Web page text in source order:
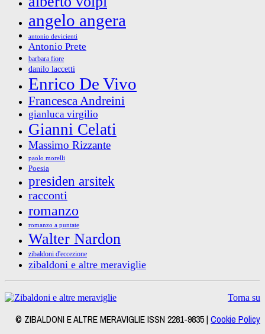
angelo angera
antonio devicienti
Antonio Prete
barbara fiore
danilo laccetti
Enrico De Vivo
Francesca Andreini
gianluca virgilio
Gianni Celati
Massimo Rizzante
paolo morelli
Poesia
presiden arsitek
racconti
romanzo
romanzo a puntate
Walter Nardon
zibaldoni d'eccezione
zibaldoni e altre meraviglie
Torna su
© ZIBALDONI E ALTRE MERAVIGLIE ISSN 2281-9835 | Cookie Policy